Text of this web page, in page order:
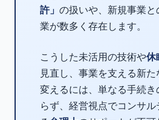
許」 の扱いや、新規事業
業が数多く存在します。
こうした未活用の技術や休
見直し、事業を支える新た
変えるには、単なる手続き
らず、経営視点でコンサル